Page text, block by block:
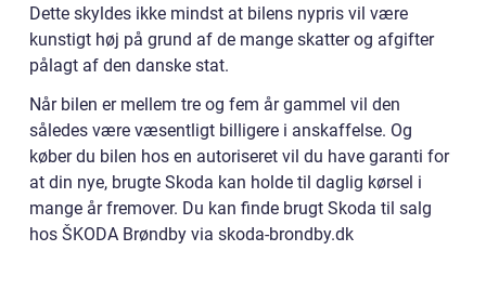
Dette skyldes ikke mindst at bilens nypris vil være
kunstigt høj på grund af de mange skatter og afgifter
pålagt af den danske stat.
Når bilen er mellem tre og fem år gammel vil den
således være væsentligt billigere i anskaffelse. Og
køber du bilen hos en autoriseret vil du have garanti for
at din nye, brugte Skoda kan holde til daglig kørsel i
mange år fremover. Du kan finde brugt Skoda til salg
hos ŠKODA Brøndby via skoda-brondby.dk